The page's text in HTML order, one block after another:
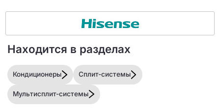
Находится в разделах
Кондиционеры Сплит-системы
Мультисплит-системы